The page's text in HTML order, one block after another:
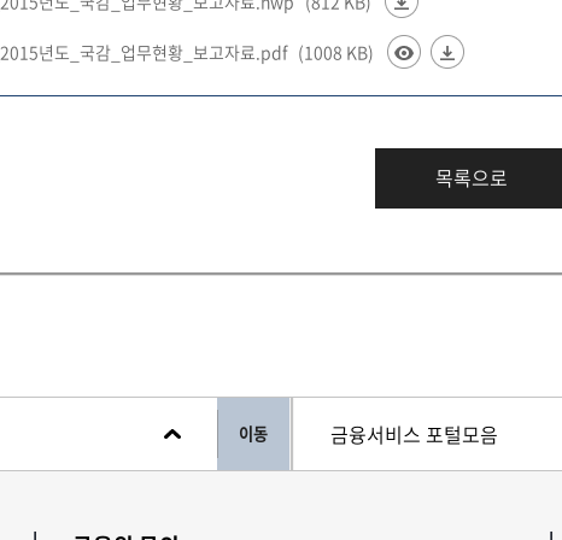
년도_국감_업무현황_보고자료.pdf (1008 KB)
목록으로
이동